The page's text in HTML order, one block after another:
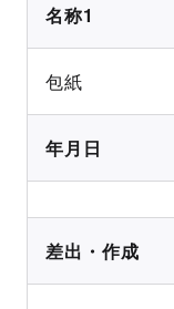
名称1
包紙
年月日
差出・作成